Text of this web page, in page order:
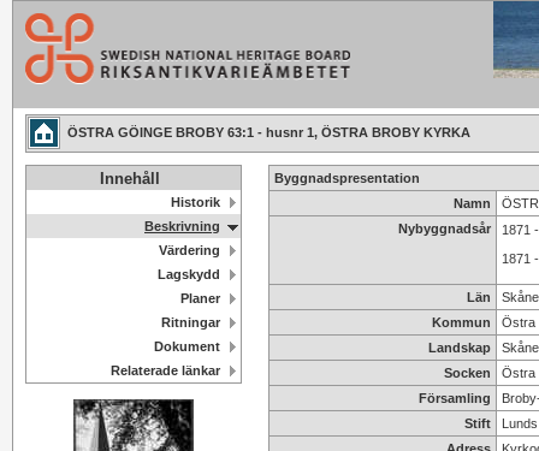
ÖSTRA GÖINGE BROBY 63:1 - husnr 1, ÖSTRA BROBY KYRKA
Innehåll
Historik
Beskrivning
Värdering
Lagskydd
Planer
Ritningar
Dokument
Relaterade länkar
Byggnadspresentation
Namn
Nybyggnadsår
1871
1871
Län
Skåne
Kommun
Östra
Landskap
Skåne
Socken
Östra
Församling
Stift